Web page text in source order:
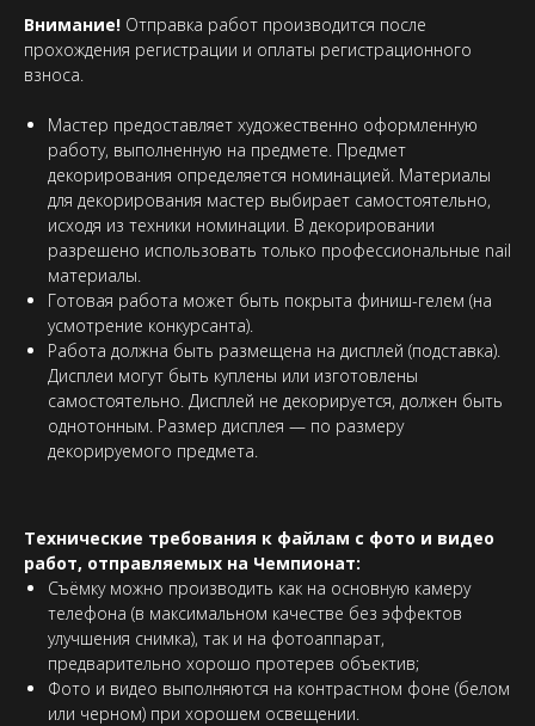
Внимание! Отправка работ производится после
прохождения регистрации и оплаты регистрационного
взноса.
Мастер предоставляет художественно оформленную
работу, выполненную на предмете. Предмет
декорирования определяется номинацией. Материалы
для декорирования мастер выбирает самостоятельно,
исходя из техники номинации. В декорировании
разрешено использовать только профессиональные nail
материалы.
Готовая работа может быть покрыта финиш-гелем (на
усмотрение конкурсанта).
Работа должна быть размещена на дисплей (подставка).
Дисплеи могут быть куплены или изготовлены
самостоятельно. Дисплей не декорируется, должен быть
однотонным. Размер дисплея — по размеру
декорируемого предмета.
Технические требования к файлам с фото и видео
работ, отправляемых на Чемпионат:
Съёмку можно производить как на основную камеру
телефона (в максимальном качестве без эффектов
улучшения снимка), так и на фотоаппарат,
предварительно хорошо протерев объектив;
Фото и видео выполняются на контрастном фоне (белом
или черном) при хорошем освещении.